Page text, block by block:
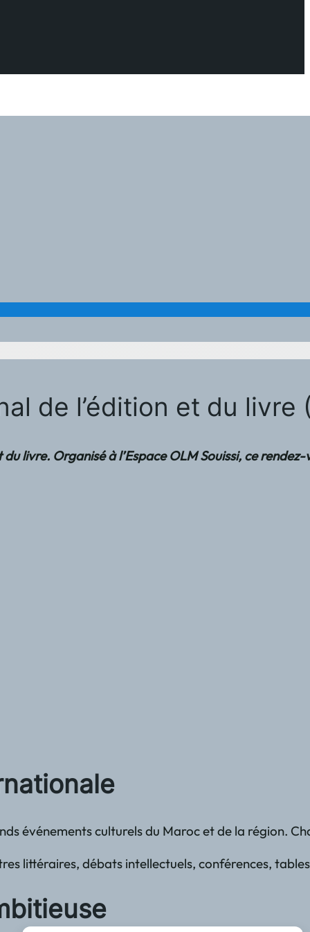
de l’édition et du livre
livre. Organisé à l’Espace OLM Souissi, ce
événements culturels du Maroc et de la
débats intellectuels, conférences,